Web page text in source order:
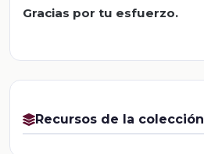
Gracias por tu esfuerzo.
Recursos de la colección